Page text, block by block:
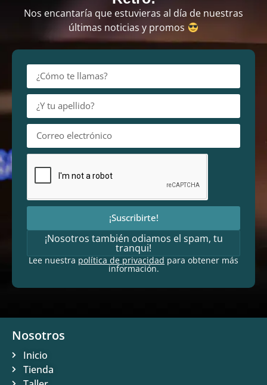
Nos encantaría que estuvieras al día de nuestras
últimas noticias y promos
¡Suscribirte!
¡Nosotros también odiamos el spam, tu
tranqui!
Lee nuestrapolítica de privacidadpara obtener más
información.
Nosotros
Inicio
Tienda